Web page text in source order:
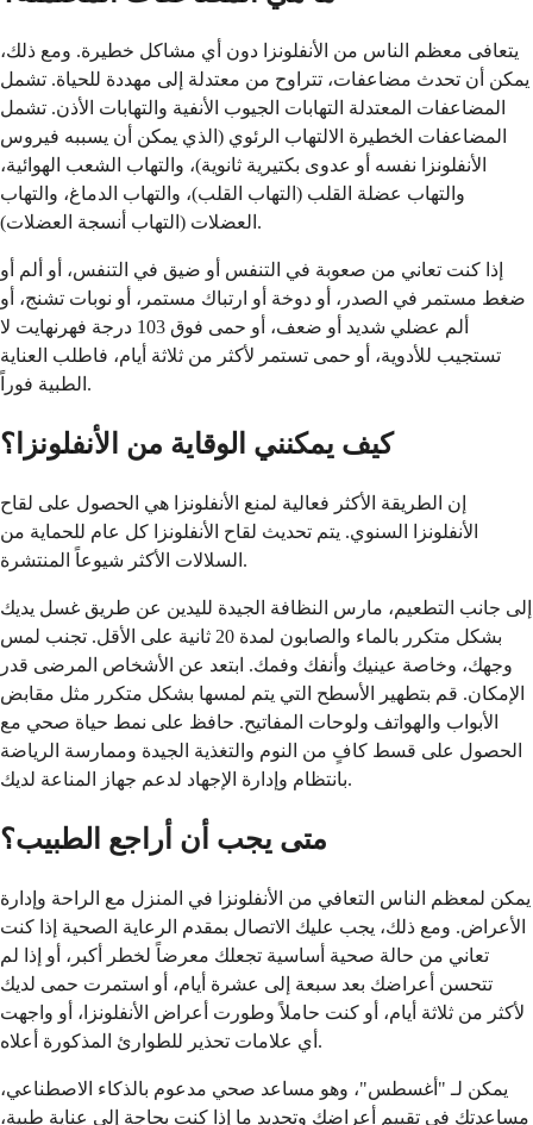
يتعافى معظم الناس من الأنفلونزا دون أي مشاكل خطيرة. ومع ذلك،
يمكن أن تحدث مضاعفات، تتراوح من معتدلة إلى مهددة للحياة. تشمل
المضاعفات المعتدلة التهابات الجيوب الأنفية والتهابات الأذن. تشمل
المضاعفات الخطيرة الالتهاب الرئوي (الذي يمكن أن يسببه فيروس
الأنفلونزا نفسه أو عدوى بكتيرية ثانوية)، والتهاب الشعب الهوائية،
والتهاب عضلة القلب (التهاب القلب)، والتهاب الدماغ، والتهاب
العضلات (التهاب أنسجة العضلات).
إذا كنت تعاني من صعوبة في التنفس أو ضيق في التنفس، أو ألم أو
ضغط مستمر في الصدر، أو دوخة أو ارتباك مستمر، أو نوبات تشنج، أو
ألم عضلي شديد أو ضعف، أو حمى فوق 103 درجة فهرنهايت لا
تستجيب للأدوية، أو حمى تستمر لأكثر من ثلاثة أيام، فاطلب العناية
الطبية فوراً.
كيف يمكنني الوقاية من الأنفلونزا؟
إن الطريقة الأكثر فعالية لمنع الأنفلونزا هي الحصول على لقاح
الأنفلونزا السنوي. يتم تحديث لقاح الأنفلونزا كل عام للحماية من
السلالات الأكثر شيوعاً المنتشرة.
إلى جانب التطعيم، مارس النظافة الجيدة لليدين عن طريق غسل يديك
بشكل متكرر بالماء والصابون لمدة 20 ثانية على الأقل. تجنب لمس
وجهك، وخاصة عينيك وأنفك وفمك. ابتعد عن الأشخاص المرضى قدر
الإمكان. قم بتطهير الأسطح التي يتم لمسها بشكل متكرر مثل مقابض
الأبواب والهواتف ولوحات المفاتيح. حافظ على نمط حياة صحي مع
الحصول على قسط كافٍ من النوم والتغذية الجيدة وممارسة الرياضة
بانتظام وإدارة الإجهاد لدعم جهاز المناعة لديك.
متى يجب أن أراجع الطبيب؟
يمكن لمعظم الناس التعافي من الأنفلونزا في المنزل مع الراحة وإدارة
الأعراض. ومع ذلك، يجب عليك الاتصال بمقدم الرعاية الصحية إذا كنت
تعاني من حالة صحية أساسية تجعلك معرضاً لخطر أكبر، أو إذا لم
تتحسن أعراضك بعد سبعة إلى عشرة أيام، أو استمرت حمى لديك
لأكثر من ثلاثة أيام، أو كنت حاملاً وطورت أعراض الأنفلونزا، أو واجهت
أي علامات تحذير للطوارئ المذكورة أعلاه.
يمكن لـ "أغسطس"، وهو مساعد صحي مدعوم بالذكاء الاصطناعي،
مساعدتك في تقييم أعراضك وتحديد ما إذا كنت بحاجة إلى عناية طبية،